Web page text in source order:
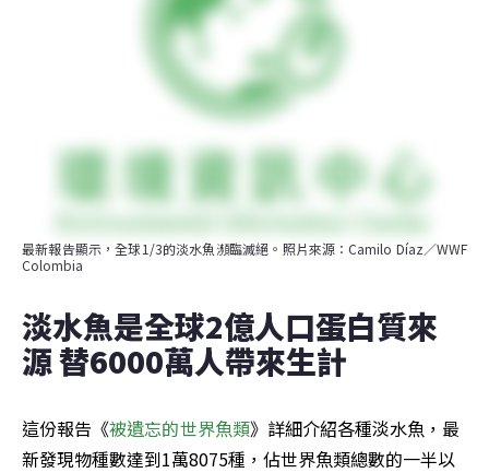
最新報告顯示，全球1/3的淡水魚瀕臨滅絕。照片來源：Camilo Díaz／WWF
Colombia
淡水魚是全球2億人口蛋白質來
源 替6000萬人帶來生計
這份報告《被遺忘的世界魚類》詳細介紹各種淡水魚，最
新發現物種數達到1萬8075種，佔世界魚類總數的一半以